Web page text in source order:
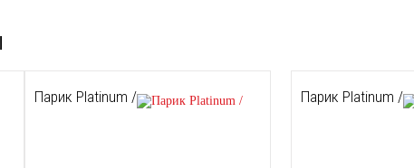
Парик Platinum / Парик Platinum /